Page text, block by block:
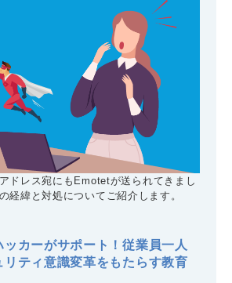
ドレス宛にもEmotetが送られてきまし
経緯と対処についてご紹介します。
カーがサポート！従業員一人
リティ意識変革をもたらす教育